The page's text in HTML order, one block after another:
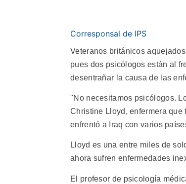
Corresponsal de IPS
Veteranos británicos
pues dos psicólogos están al
desentrañar la causa de las
"No necesitamos psicólogos.
Christine Lloyd, enfermera
enfrentó a Iraq con varios
Lloyd es una entre miles de
ahora sufren enfermedades
El profesor de psicología